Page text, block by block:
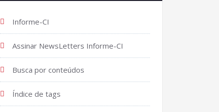
Informe-CI
Assinar NewsLetters Informe-CI
Busca por conteúdos
Índice de tags